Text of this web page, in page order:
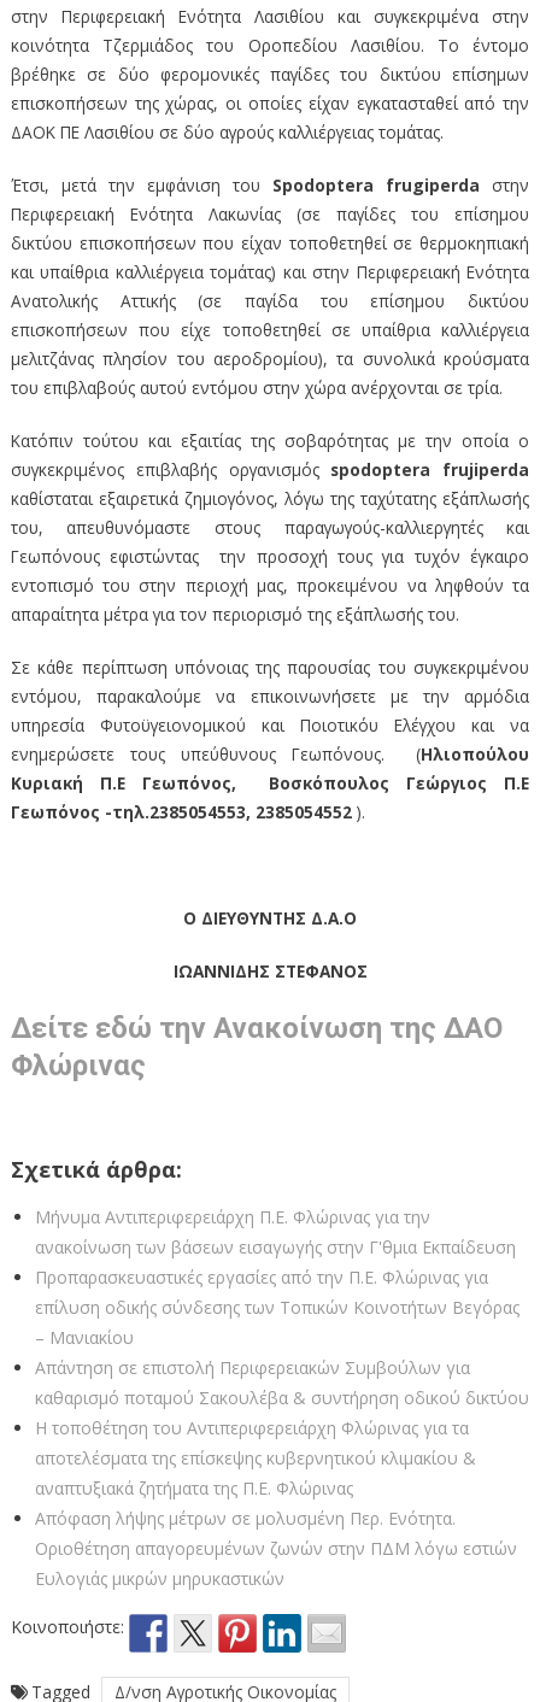
στην Περιφερειακή Ενότητα Λασιθίου και συγκεκριμένα στην
κοινότητα Τζερμιάδος του Οροπεδίου Λασιθίου. Το έντομο
βρέθηκε σε δύο φερομονικές παγίδες του δικτύου επίσημων
επισκοπήσεων της χώρας, οι οποίες είχαν εγκατασταθεί από την
ΔΑΟΚ ΠΕ Λασιθίου σε δύο αγρούς καλλιέργειας τομάτας.
Έτσι, μετά την εμφάνιση του Spodoptera frugiperda στην
Περιφερειακή Ενότητα Λακωνίας (σε παγίδες του επίσημου
δικτύου επισκοπήσεων που είχαν τοποθετηθεί σε θερμοκηπιακή
και υπαίθρια καλλιέργεια τομάτας) και στην Περιφερειακή Ενότητα
Ανατολικής Αττικής (σε παγίδα του επίσημου δικτύου
επισκοπήσεων που είχε τοποθετηθεί σε υπαίθρια καλλιέργεια
μελιτζάνας πλησίον του αεροδρομίου), τα συνολικά κρούσματα
του επιβλαβούς αυτού εντόμου στην χώρα ανέρχονται σε τρία.
Κατόπιν τούτου και εξαιτίας της σοβαρότητας με την οποία ο
συγκεκριμένος επιβλαβής οργανισμός spodoptera frujiperda
καθίσταται εξαιρετικά ζημιογόνος, λόγω της ταχύτατης εξάπλωσής
του, απευθυνόμαστε στους παραγωγούς-καλλιεργητές και
Γεωπόνους εφιστώντας την προσοχή τους για τυχόν έγκαιρο
εντοπισμό του στην περιοχή μας, προκειμένου να ληφθούν τα
απαραίτητα μέτρα για τον περιορισμό της εξάπλωσής του.
Σε κάθε περίπτωση υπόνοιας της παρουσίας του συγκεκριμένου
εντόμου, παρακαλούμε να επικοινωνήσετε με την αρμόδια
υπηρεσία Φυτοϋγειονομικού και Ποιοτικόυ Ελέγχου και να
ενημερώσετε τους υπεύθυνους Γεωπόνους. (Ηλιοπούλου
Κυριακή Π.Ε Γεωπόνος,
Βοσκόπουλος Γεώργιος Π.Ε
Γεωπόνος -τηλ.2385054553, 2385054552).
Ο ΔΙΕΥΘΥΝΤΗΣ Δ.Α.Ο
ΙΩΑΝΝΙΔΗΣ ΣΤΕΦΑΝΟΣ
Δείτε εδώ την Ανακοίνωση της ΔΑΟ
Φλώρινας
Σχετικά άρθρα:
Μήνυμα Αντιπεριφερειάρχη Π.Ε. Φλώρινας για την
ανακοίνωση των βάσεων εισαγωγής στην Γ'θμια Εκπαίδευση
Προπαρασκευαστικές εργασίες από την Π.Ε. Φλώρινας για
επίλυση οδικής σύνδεσης των Τοπικών Κοινοτήτων Βεγόρας
– Μανιακίου
Απάντηση σε επιστολή Περιφερειακών Συμβούλων για
καθαρισμό ποταμού Σακουλέβα & συντήρηση οδικού δικτύου
Η τοποθέτηση του Αντιπεριφερειάρχη Φλώρινας για τα
αποτελέσματα της επίσκεψης κυβερνητικού κλιμακίου &
αναπτυξιακά ζητήματα της Π.Ε. Φλώρινας
Απόφαση λήψης μέτρων σε μολυσμένη Περ. Ενότητα.
Οριοθέτηση απαγορευμένων ζωνών στην ΠΔΜ λόγω εστιών
Ευλογιάς μικρών μηρυκαστικών
Κοινοποιήστε:
Tagged Δ/νση Αγροτικής Οικονομίας